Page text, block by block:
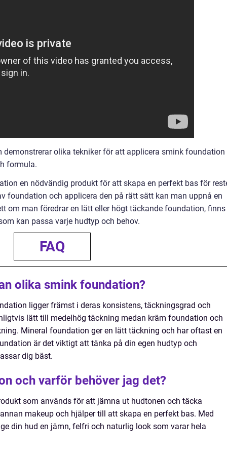
demonstrerar olika tekniker för att applicera smink foundation
formula.
en nödvändig produkt för att skapa en perfekt bas för
foundation och applicera den på rätt sätt kan man uppnå en
om man föredrar en lätt eller högt täckande foundation, finns
kan passa varje hudtyp och behov.
FAQ
olika smink foundation?
ligger främst i deras konsistens, täckningsgrad och
lätt till medelhög täckning medan kräm foundation och
Mineral foundation ger en lätt täckning och har oftast en
är det viktigt att tänka på din egen hudtyp och
dig bäst.
och varför behöver jag det?
som används för att jämna ut hudtonen och täcka
makeup och hjälper till att skapa en perfekt bas. Med
din hud en jämn, felfri och naturlig look som varar hela